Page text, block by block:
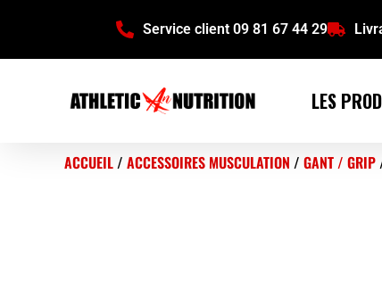
Service client 09 81 67 44 29
LES
ACCUEIL/ ACCESSOIRES MUSCULATION / GANT / GRIP